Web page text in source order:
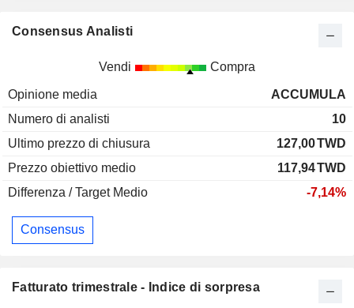
Consensus Analisti
Vendi Compra
Opinione media
ACCUMULA
Numero di analisti
10
Ultimo prezzo di chiusura
127,00TWD
Prezzo obiettivo medio
117,94TWD
Differenza / Target Medio
-7,14%
Consensus
Fatturato trimestrale - Indice di sorpresa